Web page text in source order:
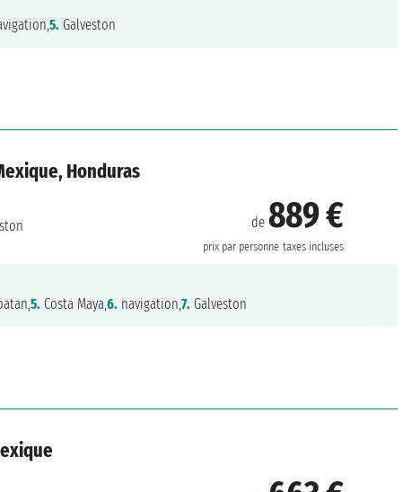
5. Galveston
Honduras
de889 €
prix par personne taxes incluses
5. Costa Maya,6. navigation,7. Galveston